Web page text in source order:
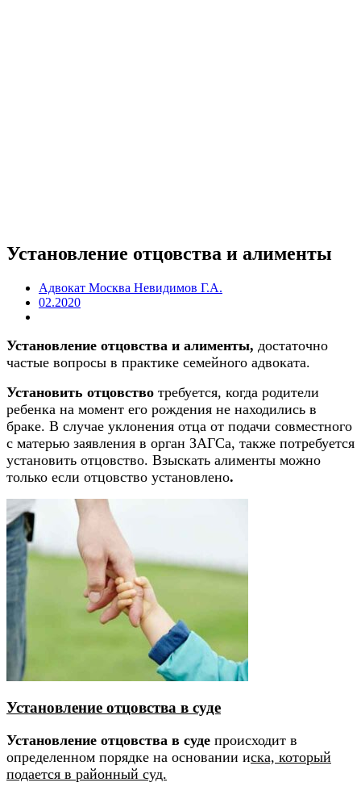
Установление отцовства и алименты
Адвокат Москва Невидимов Г.А.
02.2020
Установление отцовства и алименты, достаточно
частые вопросы в практике семейного адвоката.
Установить отцовство требуется, когда родители
ребенка на момент его рождения не находились в
браке. В случае уклонения отца от подачи совместного
с матерью заявления в орган ЗАГСа, также потребуется
установить отцовство. Взыскать алименты можно
только если отцовство установлено.
Установление отцовства в суде
Установление отцовства в суде происходит в
определенном порядке на основании иска, который
подается в районный суд.